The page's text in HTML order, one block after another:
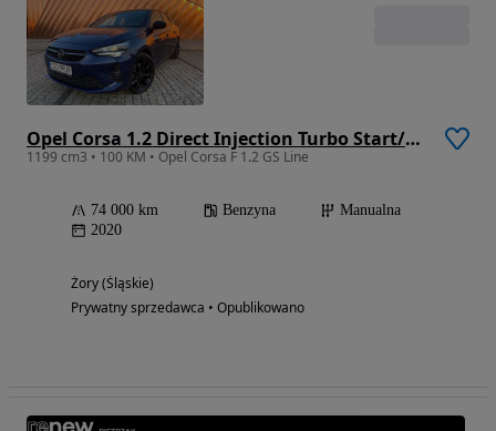
Opel Corsa 1.2 Direct Injection Turbo Start/Stop GS Line
1199 cm3 • 100 KM • Opel Corsa F 1.2 GS Line
74 000 km Benzyna
Manualna
2020
Żory (Śląskie)
Prywatny sprzedawca • Opublikowano